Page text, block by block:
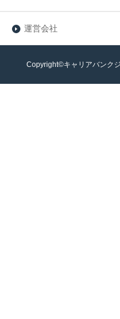
運営会社
Copyright©キャリアバンク